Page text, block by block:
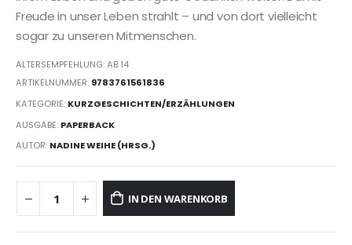
Freude in unser Leben strahlt – und von dort vielleicht
sogar zu unseren Mitmenschen.
ALTERSEMPFEHLUNG: AB 14
ARTIKELNUMMER: 9783761561836
KATEGORIE: KURZGESCHICHTEN/ERZÄHLUNGEN
AUSGABE: PAPERBACK
AUTOR: NADINE WEIHE (HRSG.)
IN DEN WARENKORB